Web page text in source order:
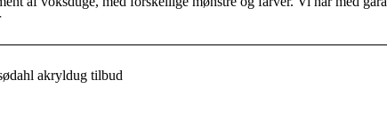
akryldug tilbud